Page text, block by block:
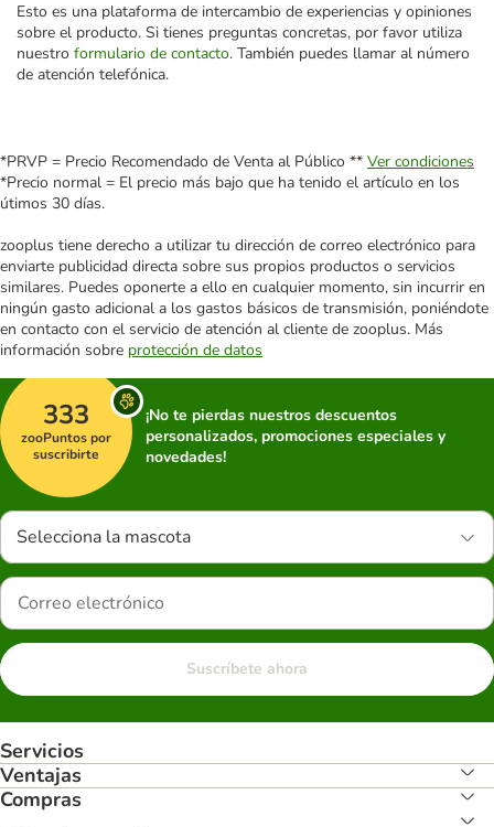
Esto es una plataforma de intercambio de experiencias y opiniones
sobre el producto. Si tienes preguntas concretas, por favor utiliza
nuestro formulario de contacto. También puedes llamar al número
de atención telefónica.
*PRVP = Precio Recomendado de Venta al Público ** Ver condiciones
*Precio normal = El precio más bajo que ha tenido el artículo en los
útimos 30 días.
zooplus tiene derecho a utilizar tu dirección de correo electrónico para
enviarte publicidad directa sobre sus propios productos o servicios
similares. Puedes oponerte a ello en cualquier momento, sin incurrir en
ningún gasto adicional a los gastos básicos de transmisión, poniéndote
en contacto con el servicio de atención al cliente de zooplus. Más
información sobre protección de datos
333
zooPuntos por
suscribirte
¡No te pierdas nuestros descuentos
personalizados, promociones especiales y
novedades!
Selecciona la mascota
Suscríbete ahora
Servicios
Ventajas
Compras